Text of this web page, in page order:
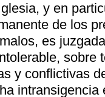
y en
de los
es
sobre
y conflictivas